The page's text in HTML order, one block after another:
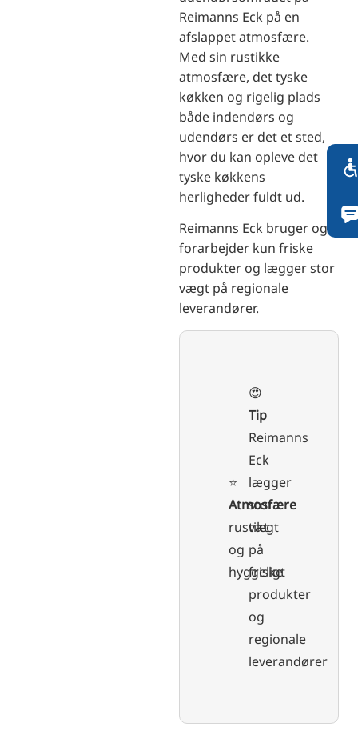
Reimanns Eck på en
afslappet atmosfære.
Med sin rustikke
atmosfære, det tyske
køkken og rigelig plads
både indendørs og
udendørs er det et sted,
hvor du kan opleve det
tyske køkkens
herligheder fuldt ud.
Reimanns Eck bruger og
forarbejder kun friske
produkter og lægger stor
vægt på regionale
leverandører.
⭐️
Atmosfære
rustikt
og
hyggeligt
😍
Tip
Reimanns
Eck
lægger
stor
vægt
på
friske
produkter
og
regionale
leverandører